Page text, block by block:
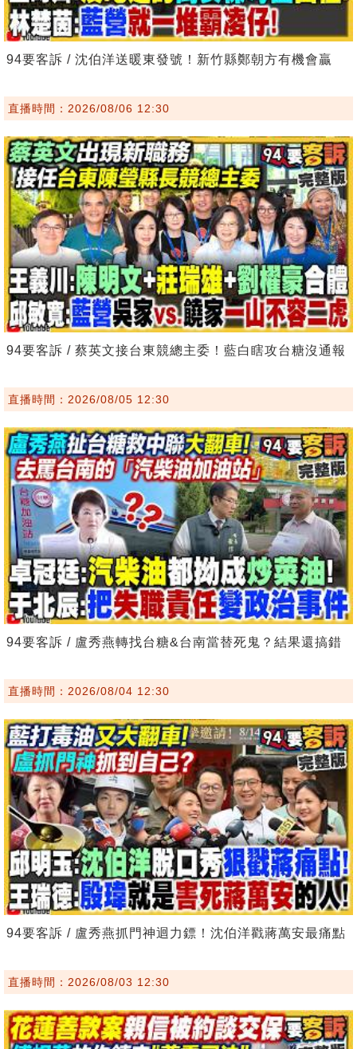
94要客訴 / 沈伯洋送暖東發號！新竹縣鄭朝方有機會贏
直播時間：2026/08/06 12:30
94要客訴 / 蔡英文接台東競總主委！藍白瞎攻台糖沒通報
直播時間：2026/08/05 12:30
94要客訴 / 盧秀燕轉找台糖&台南當替死鬼？結果還搞錯
直播時間：2026/08/04 12:30
94要客訴 / 盧秀燕抓門神迴力鏢！沈伯洋戳蔣萬安最痛點
直播時間：2026/08/03 12:30